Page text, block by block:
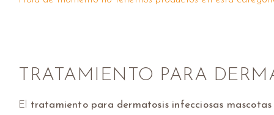
TRATAMIENTO PARA
El tratamiento para dermatosis infecciosas mascotas